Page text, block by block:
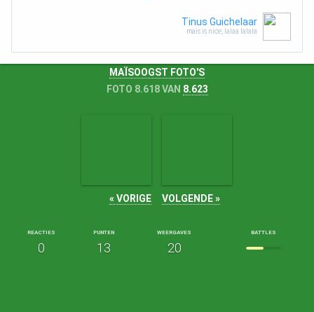
Tinus Guichelaar
mais is nice, lalaa lalala
MAÏSOOGST FOTO'S
FOTO 8.618 VAN 8.623
« VORIGE VOLGENDE »
REACTIES
0
PUNTEN
13
WEERGAVES
20
BATTLES